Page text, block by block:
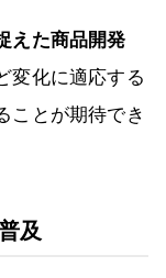
えた商品開発
変化に適応する
ことが期待でき
及